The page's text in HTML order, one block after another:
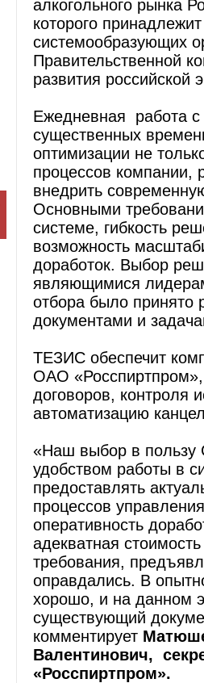
алкогольного рынка
которого
системообразующих
Правительственной
развития российской
Ежедневная работа
существенных
оптимизации не
процессов
внедрить
Основными
системе, гибкость
возможность
доработок. Выбор
являющимися
отбора было принято
документами и
ТЕЗИС обеспечит
ОАО «Росспиртпром»,
договоров, контроля
автоматизацию
«Наш выбор в
удобством работы в
предоставлять
процессов
оперативность
адекватная
требования,
оправдались. В
хорошо, и на данном
существующий
комментирует
Валентинович,
«Росспиртпром».